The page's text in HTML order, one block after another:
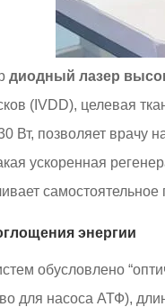
диодный лазер
(IVDD), целевая
позволяет врачу
ускоренная
энергии
обусловлено
для насоса АТФ),